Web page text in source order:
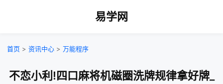
易学网
首页 > 资讯中心 > 万能程序
不恋小利!四口麻将机磁圈洗牌规律拿好牌_